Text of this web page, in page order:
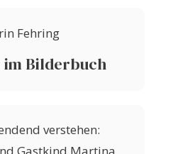
im Bilderbuch